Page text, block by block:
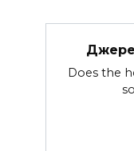
Does the